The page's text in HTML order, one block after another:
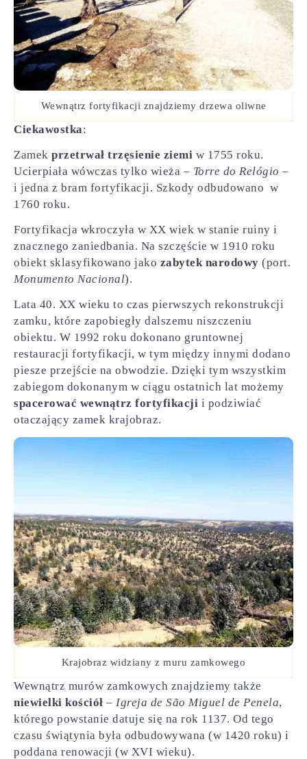
Wewnątrz fortyfikacji znajdziemy drzewa oliwne
Ciekawostka:
Zamek przetrwał trzęsienie ziemi w 1755 roku.
Ucierpiała wówczas tylko wieża – Torre do Relógio –
i jedna z bram fortyfikacji. Szkody odbudowano w
1760 roku.
Fortyfikacja wkroczyła w XX wiek w stanie ruiny i
znacznego zaniedbania. Na szczęście w 1910 roku
obiekt sklasyfikowano jako zabytek narodowy (port.
Monumento Nacional).
Lata 40. XX wieku to czas pierwszych rekonstrukcji
zamku, które zapobiegły dalszemu niszczeniu
obiektu. W 1992 roku dokonano gruntownej
restauracji fortyfikacji, w tym między innymi dodano
piesze przejście na obwodzie. Dzięki tym wszystkim
zabiegom dokonanym w ciągu ostatnich lat możemy
spacerować wewnątrz fortyfikacji i podziwiać
otaczający zamek krajobraz.
Krajobraz widziany z muru zamkowego
Wewnątrz murów zamkowych znajdziemy także
niewielki kościół – Igreja de São Miguel de Penela,
którego powstanie datuje się na rok 1137. Od tego
czasu świątynia była odbudowywana (w 1420 roku) i
poddana renowacji (w XVI wieku).